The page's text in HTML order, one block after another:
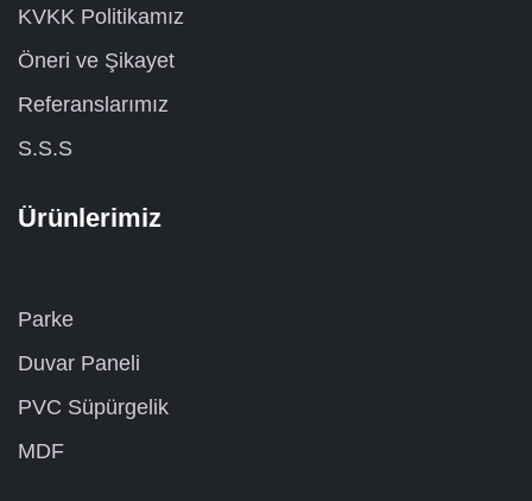
KVKK Politikamız
Öneri ve Şikayet
Referanslarımız
S.S.S
Ürünlerimiz
Parke
Duvar Paneli
PVC Süpürgelik
MDF